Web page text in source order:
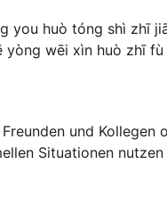
you huò tóng shì zhī
yòng wēi xìn huò zhī
und
Situationen